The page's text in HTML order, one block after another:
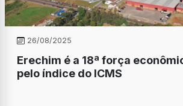
26/08/2025
Erechim é a 18ª força
pelo índice do ICMS